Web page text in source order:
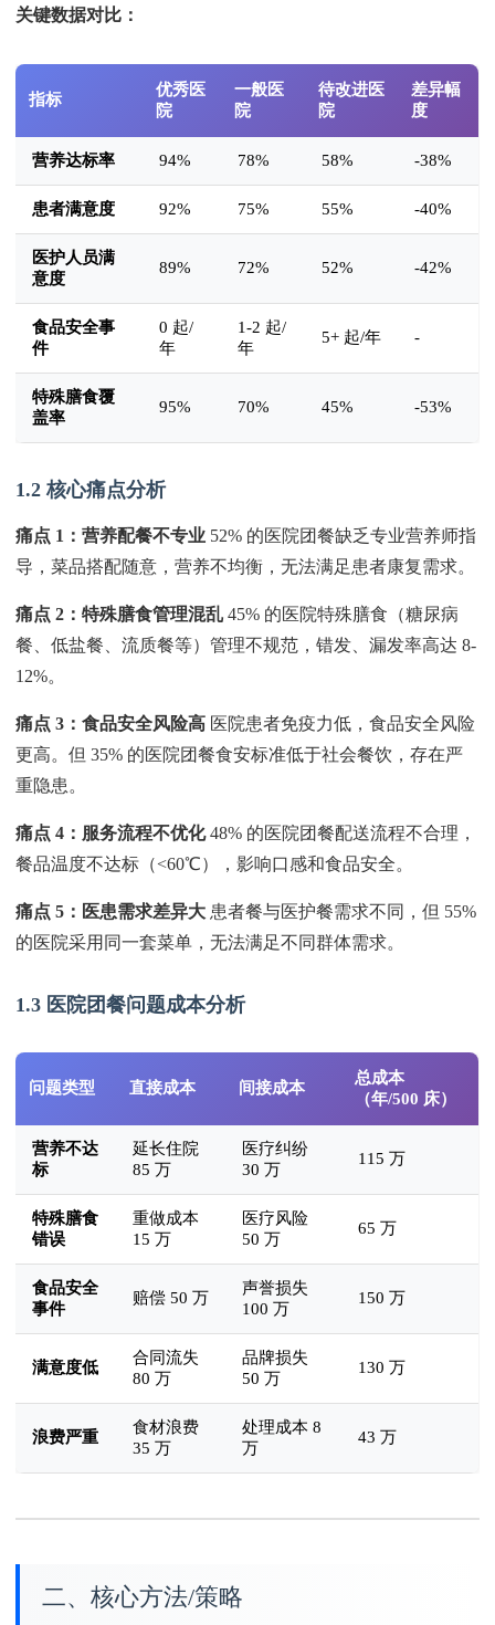
关键数据对比：
指标
优秀医
院
一般医
院
待改进医
院
差异幅
度
营养达标率 94% 78% 58% -38%
患者满意度 92% 75% 55% -40%
医护人员满
意度
89% 72% 52% -42%
食品安全事
件
0 起/
年
1-2 起/
年
5+ 起/年 -
特殊膳食覆
盖率
95% 70% 45% -53%
1.2 核心痛点分析
痛点 1：营养配餐不专业 52% 的医院团餐缺乏专业营养师指
导，菜品搭配随意，营养不均衡，无法满足患者康复需求。
痛点 2：特殊膳食管理混乱 45% 的医院特殊膳食（糖尿病
餐、低盐餐、流质餐等）管理不规范，错发、漏发率高达 8-
12%。
痛点 3：食品安全风险高 医院患者免疫力低，食品安全风险
更高。但 35% 的医院团餐食安标准低于社会餐饮，存在严
重隐患。
痛点 4：服务流程不优化48% 的医院团餐配送流程不合理，
餐品温度不达标（<60℃），影响口感和食品安全。
痛点 5：医患需求差异大 患者餐与医护餐需求不同，但 55%
的医院采用同一套菜单，无法满足不同群体需求。
1.3 医院团餐问题成本分析
问题类型 直接成本 间接成本
总成本
（年/500 床）
营养不达
标
延长住院
85 万
医疗纠纷
30 万
115 万
特殊膳食
错误
重做成本
15 万
医疗风险
50 万
65 万
食品安全
事件
赔偿 50 万
声誉损失
100 万
150 万
满意度低
合同流失
80 万
品牌损失
50 万
130 万
浪费严重
食材浪费
35 万
处理成本 8
万
43 万
二、核心方法/策略